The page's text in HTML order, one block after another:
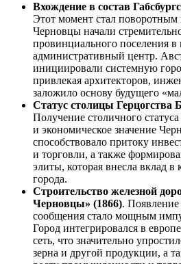
Вхождение в состав
Этот момент стал поворотным
Черновцы начали
провинциального поселения
административный центр.
инициировали системную
привлекая архитекторов,
заложило основу будущего
Статус столицы Герцогства
Получение столичного
и экономическое значение
способствовало притоку
и торговли, а также
элиты, которая внесла вклад в
города.
Строительство железной
Черновцы» (1866).
сообщения стало мощным
Город интегрировался в
сеть, что значительно
зерна и другой продукции, а